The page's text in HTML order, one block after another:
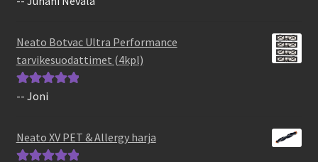
Neato Botvac Ultra Performance
tarvikesuodattimet (4kpl)
Arvostelu
-- Joni
Neato XV PET & Allergy harja